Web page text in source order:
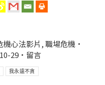
機心法影片,職場危機
29
留言
我永遠不貪